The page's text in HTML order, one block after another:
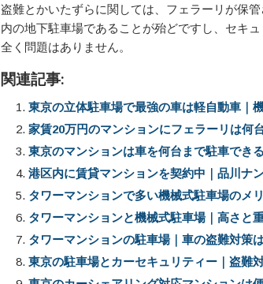
盗難とかいたずらに関しては、フェラーリが保
内の地下駐車場であることが殆どですし、セキ
全く問題はありません。
関連記事:
東京の立体駐車場で最強の車は軽自動車｜
家賃20万円のマンションにフェラーリは何
東京のマンションは車を何台まで駐車でき
港区内に賃貸マンションを契約中｜品川ナ
タワーマンションで多い機械式駐車場のメ
タワーマンションと機械式駐車場｜高さと
タワーマンションの駐車場｜車の盗難対策
東京の駐車場とカーセキュリティー｜盗難